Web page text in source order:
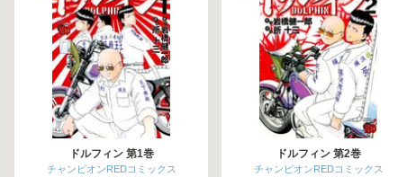
ドルフィン 第1巻
チャンピオンREDコミックス
ドルフィン 第2巻
チャンピオンREDコミックス